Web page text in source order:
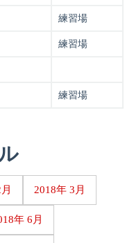
練習場
練習場
練習場
2018年 3月
年 6月